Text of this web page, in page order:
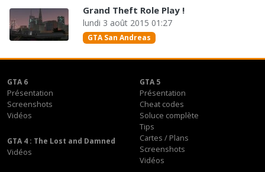
Grand Theft Role Play !
lundi 3 août 2015 01:27
GTA San Andreas
GTA 6
Présentation
Screenshots
Vidéos
GTA 5
Présentation
Cheat codes
Soluce complète
Tips
Cartes / Plans
Screenshots
Vidéos
GTA 4 : The Lost and Damned
Vidéos